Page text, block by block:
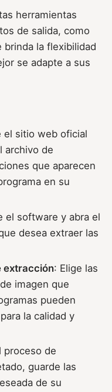
herramientas
de salida, como
brinda la flexibilidad
se adapte a sus
el sitio web oficial
archivo de
que aparecen
en su
el software y abra el
desea extraer las
extracción: Elige las
imagen que
pueden
la calidad y
proceso de
guarde las
de su